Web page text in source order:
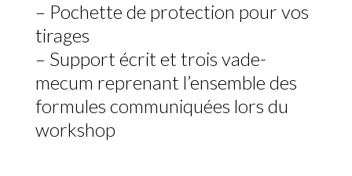
– Pochette de protection pour vos
tirages
– Support écrit et trois vade-
mecum reprenant l’ensemble des
formules communiquées lors du
workshop